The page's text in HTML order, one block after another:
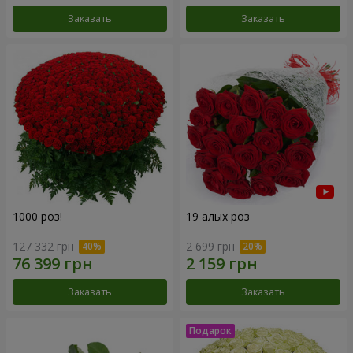
Заказать Заказать
1000 роз!
127 332 грн
Заказать
19 алых роз
2 699 грн
Заказать